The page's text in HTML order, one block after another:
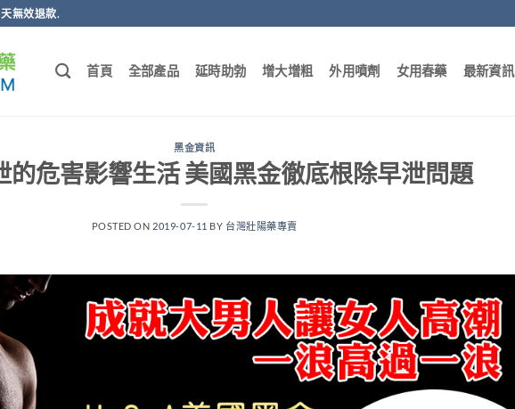
無效退款.
首頁 全部產品 延時助勃 增大增粗 外用噴劑 女用春藥 最新資訊
黑金資訊
的危害影響生活 美國黑金徹底根除早泄問題
POSTED ON 2019-07-11 BY 台灣壯陽藥專賣